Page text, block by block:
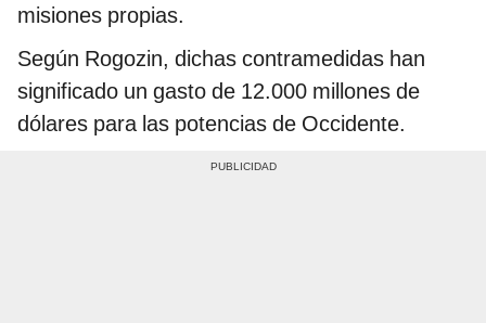
misiones propias.
Según Rogozin, dichas contramedidas han
significado un gasto de 12.000 millones de
dólares para las potencias de Occidente.